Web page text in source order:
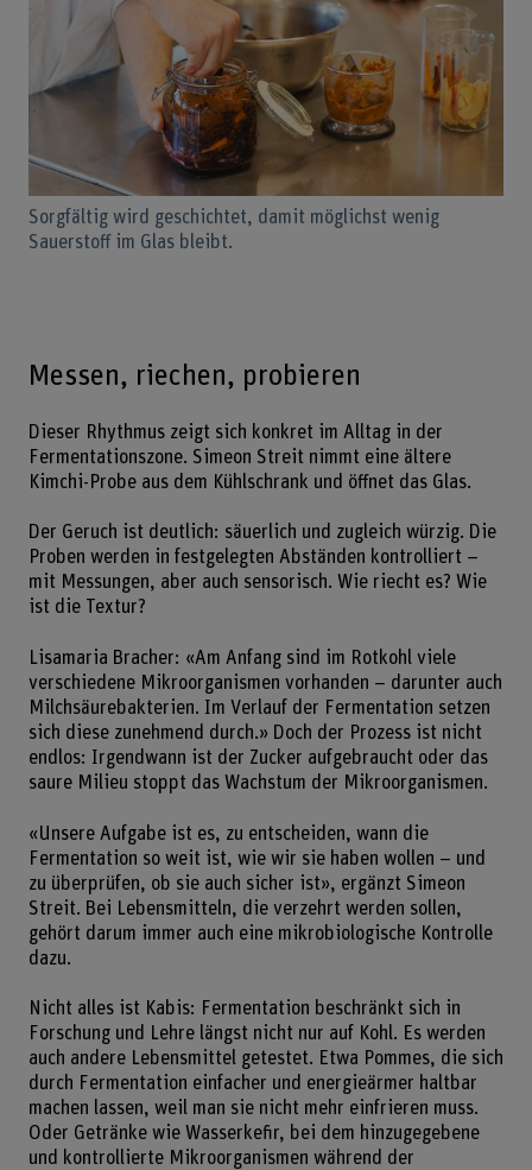
Sorgfältig wird geschichtet, damit möglichst wenig
Sauerstoff im Glas bleibt.
Messen, riechen, probieren
Dieser Rhythmus zeigt sich konkret im Alltag in der
Fermentationszone. Simeon Streit nimmt eine ältere
Kimchi-Probe aus dem Kühlschrank und öffnet das Glas.
Der Geruch ist deutlich: säuerlich und zugleich würzig. Die
Proben werden in festgelegten Abständen kontrolliert –
mit Messungen, aber auch sensorisch. Wie riecht es? Wie
ist die Textur?
Lisamaria Bracher: «Am Anfang sind im Rotkohl viele
verschiedene Mikroorganismen vorhanden – darunter auch
Milchsäurebakterien. Im Verlauf der Fermentation setzen
sich diese zunehmend durch.» Doch der Prozess ist nicht
endlos: Irgendwann ist der Zucker aufgebraucht oder das
saure Milieu stoppt das Wachstum der Mikroorganismen.
«Unsere Aufgabe ist es, zu entscheiden, wann die
Fermentation so weit ist, wie wir sie haben wollen – und
zu überprüfen, ob sie auch sicher ist», ergänzt Simeon
Streit. Bei Lebensmitteln, die verzehrt werden sollen,
gehört darum immer auch eine mikrobiologische Kontrolle
dazu.
Nicht alles ist Kabis: Fermentation beschränkt sich in
Forschung und Lehre längst nicht nur auf Kohl. Es werden
auch andere Lebensmittel getestet. Etwa Pommes, die sich
durch Fermentation einfacher und energieärmer haltbar
machen lassen, weil man sie nicht mehr einfrieren muss.
Oder Getränke wie Wasserkefir, bei dem hinzugegebene
und kontrollierte Mikroorganismen während der